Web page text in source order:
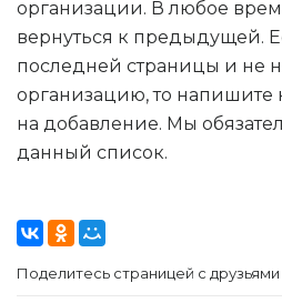
организации. В любое
вернуться к предыдущей.
последней страницы и не
организацию, то напишите
на добавление. Мы
данный список.
Поделитесь страницей с друзьями